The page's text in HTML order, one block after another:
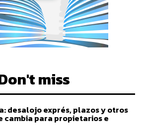
miss
desalojo exprés, plazos y otros
cambia para propietarios e